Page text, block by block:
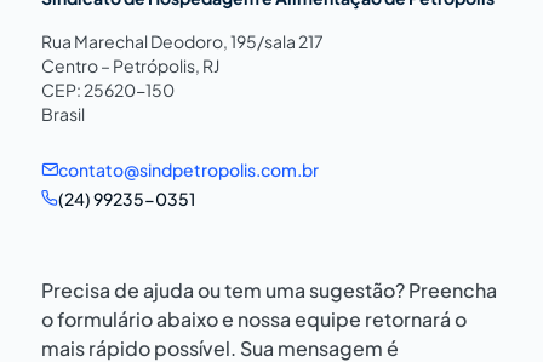
Rua Marechal Deodoro, 195/sala 217
Centro – Petrópolis, RJ
CEP: 25620-150
Brasil
contato@sindpetropolis.com.br
(24) 99235-0351
Precisa de ajuda ou tem uma sugestão? Preencha
o formulário abaixo e nossa equipe retornará o
mais rápido possível. Sua mensagem é